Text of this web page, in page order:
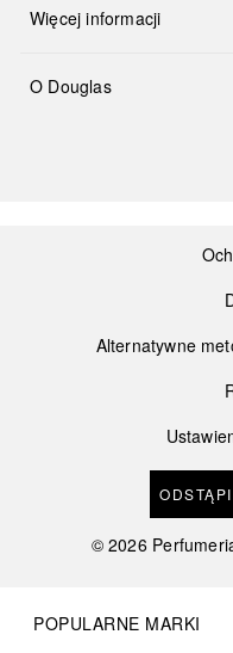
Więcej informacji
O Douglas
Alternatywne
©2026
POPULARNE MARKI